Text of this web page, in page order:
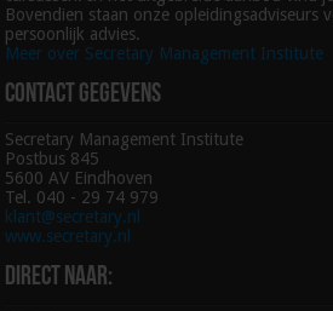
Bovendien staan onze opleidingsadviseurs
persoonlijk advies.
Meer over Secretary Management Institute
Contact gegevens
Secretary Management Institute
Postbus 845
5600 AV Eindhoven
Tel. 040 - 29 74 979
klant@secretary.nl
www.secretary.nl
Direct naar: